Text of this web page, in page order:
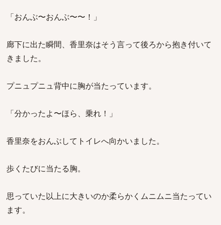
「おんぶ〜おんぶ〜〜！」
廊下に出た瞬間、香里奈はそう言って後ろから抱き付いて
きました。
プニュプニュ背中に胸が当たっています。
「分かったよ〜ほら、乗れ！」
香里奈をおんぶしてトイレへ向かいました。
歩くたびに当たる胸。
思っていた以上に大きいのか柔らかくムニムニ当たってい
ます。